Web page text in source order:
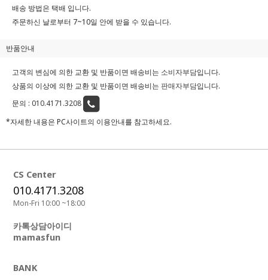
배송 방법은 택배 입니다.
주문하신 날로부터 7~10일 안에 받을 수 있습니다.
반품안내
고객의 변심에 의한 교환 및 반품이면 배송비는 소비자부담입니다.
상품의 이상에 의한 교환 및 반품이면 배송비는 판매자부담입니다.
문의 : 010.4171.3208
*자세한 내용은 PC사이트의 이용안내를 참고하세요.
CS Center
010.4171.3208
Mon-Fri 10:00 ~18:00
카톡상담아이디
mamasfun
BANK